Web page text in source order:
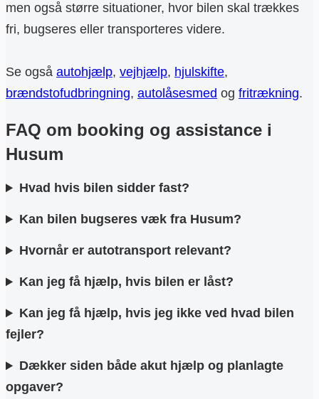
men også større situationer, hvor bilen skal trækkes
fri, bugseres eller transporteres videre.
Se også autohjælp, vejhjælp, hjulskifte,
brændstofudbringning, autolåsesmed og fritrækning.
FAQ om booking og assistance i
Husum
Hvad hvis bilen sidder fast?
Kan bilen bugseres væk fra Husum?
Hvornår er autotransport relevant?
Kan jeg få hjælp, hvis bilen er låst?
Kan jeg få hjælp, hvis jeg ikke ved hvad bilen
fejler?
Dækker siden både akut hjælp og planlagte
opgaver?